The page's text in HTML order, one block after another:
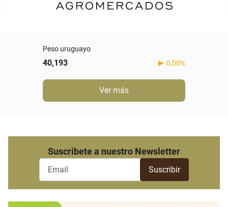
Peso uruguayo
40,193 0,00%
Ver más
Suscribete a nuestro Newsletter